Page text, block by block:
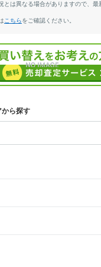
は異なる場合がありますので、最
こちらをご確認ください。
から探す